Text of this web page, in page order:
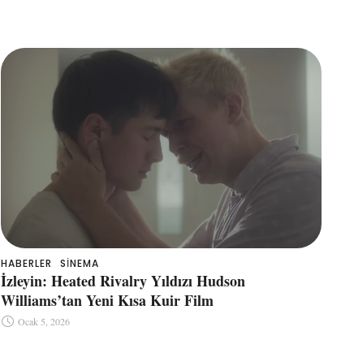
HABERLER SINEMA
İzleyin: Heated Rivalry Yıldızı Hudson
Williams’tan Yeni Kısa Kuir Film
Ocak 5, 2026